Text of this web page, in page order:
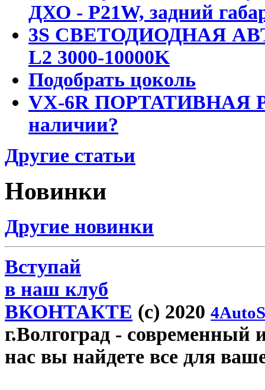
ДХО - P21W, задний
3S СВЕТОДИОДНАЯ
L2 3000-10000K
Подобрать цоколь
VX-6R ПОРТАТИВНАЯ
наличии?
Другие статьи
Новинки
Другие новинки
Вступай
в наш клуб
ВКОНТАКТЕ (c) 2020
г.Волгоград - современный
нас вы найдете все для